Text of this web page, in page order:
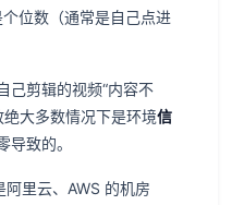
位数（通常是自己点进
己剪辑的视频“内容不
大多数情况下是环境信
导致的。
阿里云、AWS 的机房